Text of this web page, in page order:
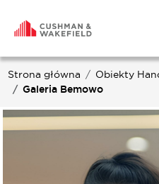
Strona główna Obiekty
Galeria Bemowo